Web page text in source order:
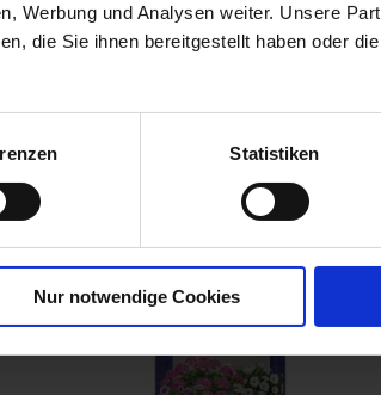
Werbung und Analysen weiter. Unsere
die Sie ihnen bereitgestellt haben oder
Statistiken
Nur notwendige Cookies